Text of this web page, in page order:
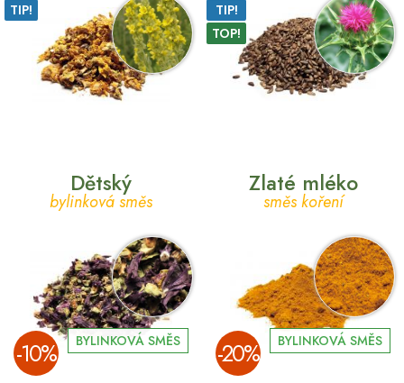
TIP!
TIP!
TOP!
Dětský
bylinková směs
BYLINKOVÁ SMĚS
­-10%
Zlaté mléko
směs koření
BYLINKOVÁ SMĚS
­-20%